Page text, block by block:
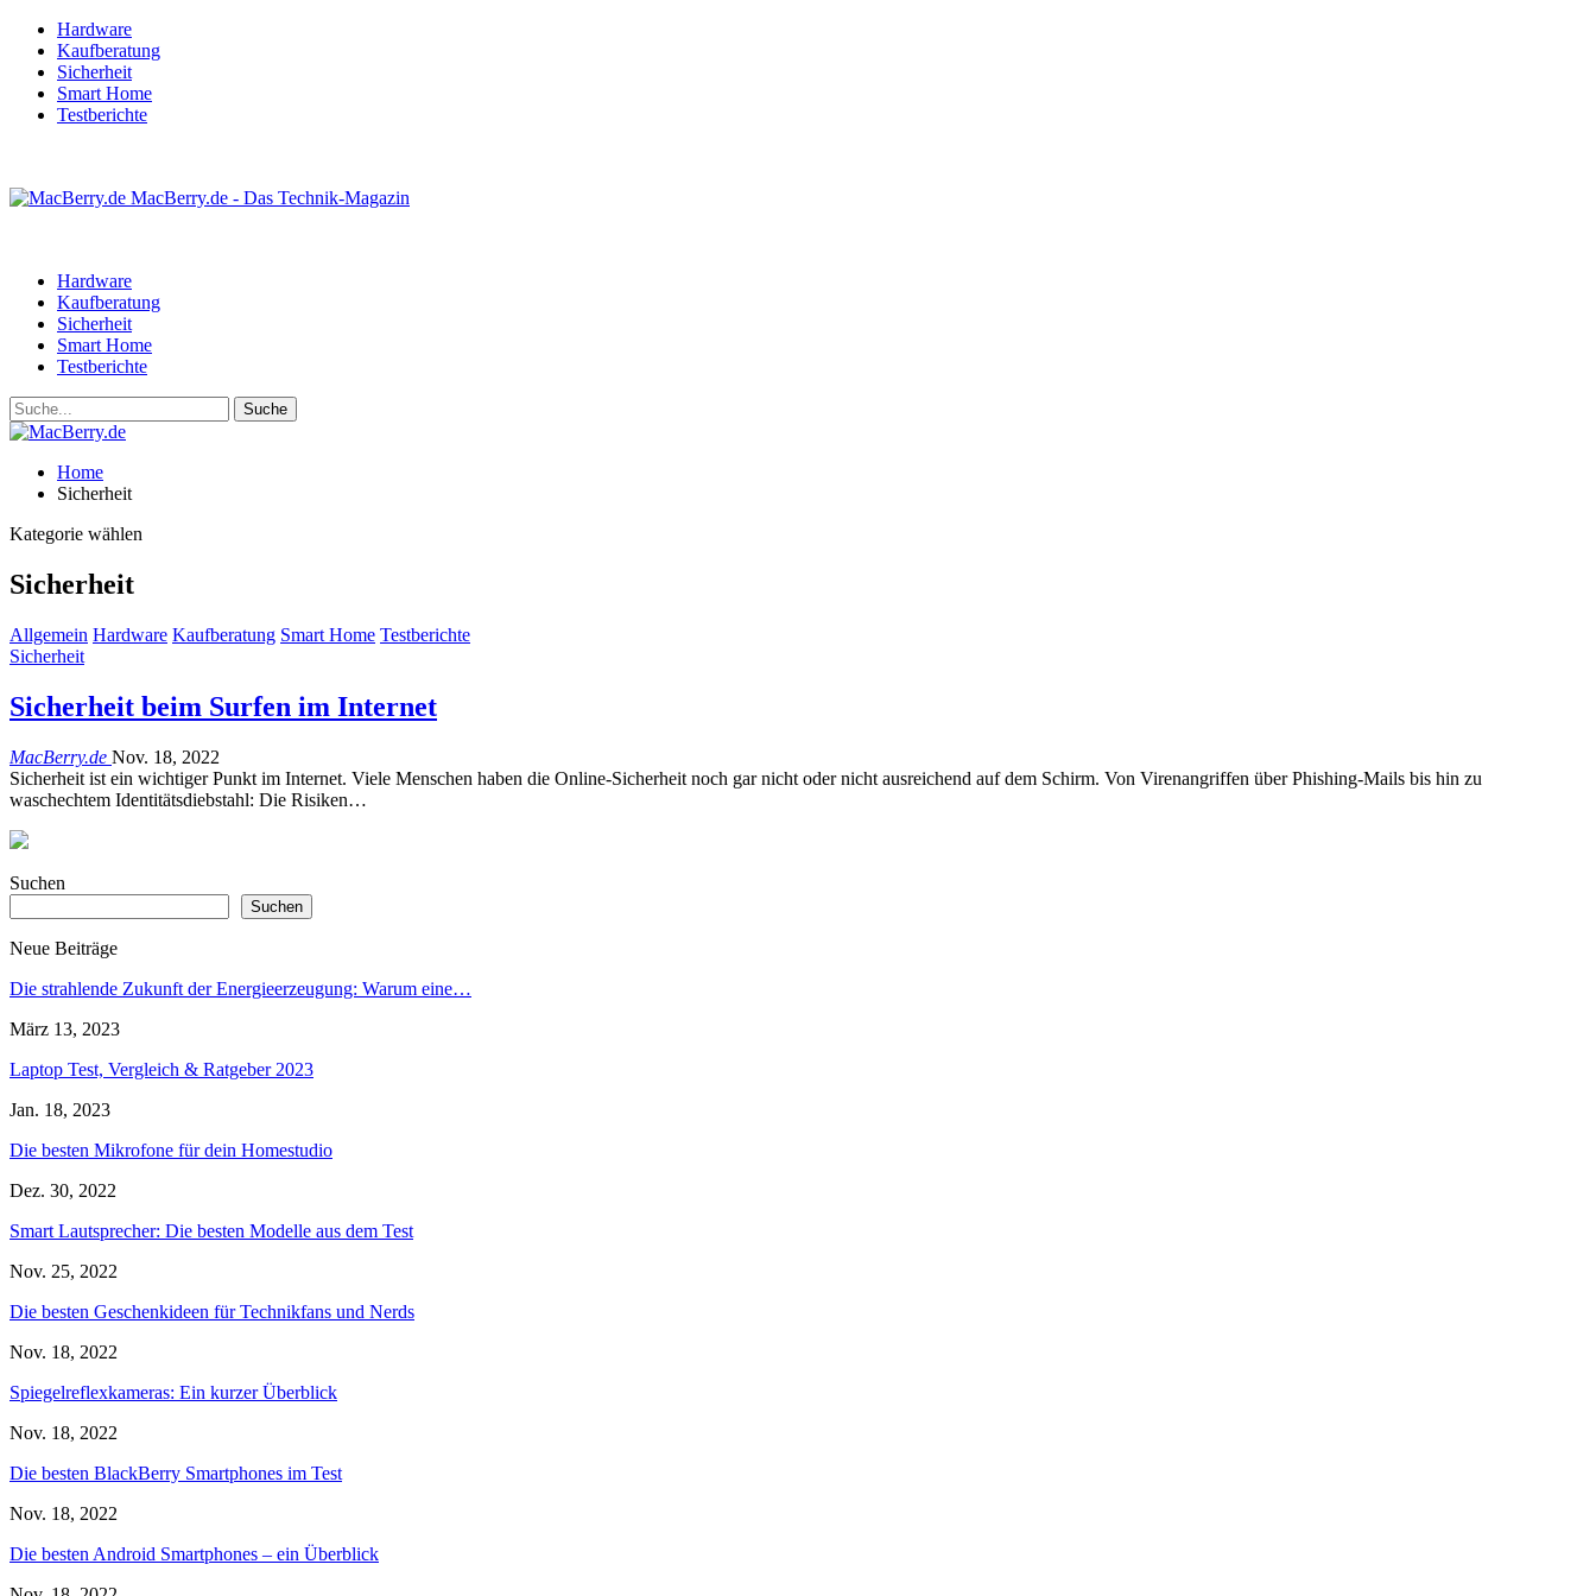
Hardware
Kaufberatung
Sicherheit
Smart Home
Testberichte
MacBerry.de - Das Technik-Magazin
Hardware
Kaufberatung
Sicherheit
Smart Home
Testberichte
Home
Sicherheit
Kategorie wählen
Sicherheit
Allgemein Hardware Kaufberatung Smart Home Testberichte
Sicherheit
Sicherheit beim Surfen im Internet
MacBerry.de Nov. 18, 2022
Sicherheit ist ein wichtiger Punkt im Internet. Viele Menschen haben die Online-Sicherheit noch gar nicht oder nicht ausreichend auf dem Schirm. Von Virenangriffen über Phishing-Mails bis hin zu
waschechtem Identitätsdiebstahl: Die Risiken…
Suchen
Suchen
Neue Beiträge
Die strahlende Zukunft der Energieerzeugung: Warum eine…
März 13, 2023
Laptop Test, Vergleich & Ratgeber 2023
Jan. 18, 2023
Die besten Mikrofone für dein Homestudio
Dez. 30, 2022
Smart Lautsprecher: Die besten Modelle aus dem Test
Nov. 25, 2022
Die besten Geschenkideen für Technikfans und Nerds
Nov. 18, 2022
Spiegelreflexkameras: Ein kurzer Überblick
Nov. 18, 2022
Die besten BlackBerry Smartphones im Test
Nov. 18, 2022
Die besten Android Smartphones – ein Überblick